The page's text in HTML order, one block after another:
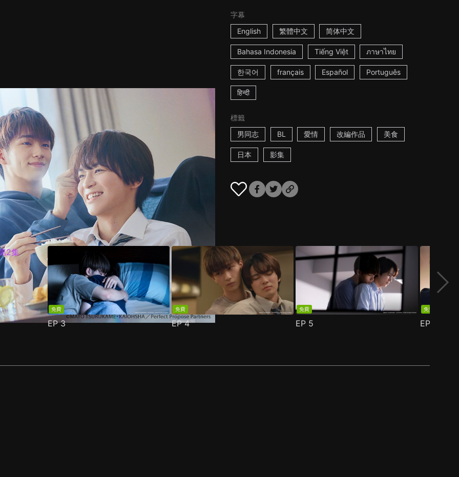
字幕
English
繁體中文 简体中文
Bahasa Indonesia Tiếng Việt ภาษาไทย
한국어 français Español Português
हिन्दी
標籤
男同志
BL 愛情 改編作品 美食
日本 影集
免費
EP3
免費
EP4
免費
EP 5
免費
EP